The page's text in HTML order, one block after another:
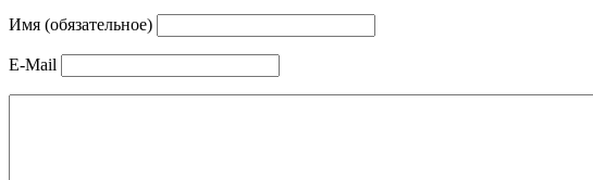
Имя (обязательное)
E-Mail